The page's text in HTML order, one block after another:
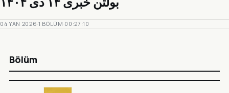
04 YAN 2026·1 BÖLÜM ·00:27:10
Bölüm